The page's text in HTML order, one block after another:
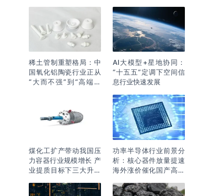
稀土管制重塑格局：中
国氧化铝陶瓷行业正从
“大而不强”到“高端突
AI大模型+星地协同：
“十五五”定调下空间信
息行业快速发展
煤化工扩产带动我国压
力容器行业规模增长 产
业提质目标下三大升级
功率半导体行业前景分
析：核心器件放量提速
海外涨价催化国产高端